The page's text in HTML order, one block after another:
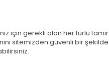
için gerekli olan her türlü tamir
sitemizden güvenli bir şekilde